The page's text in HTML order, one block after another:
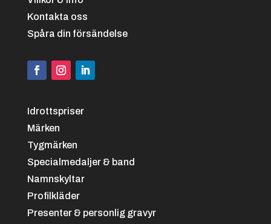
Kontakta oss
Spåra din försändelse
Idrottspriser
Märken
Tygmärken
Specialmedaljer & band
Namnskyltar
Profilkläder
Presenter & personlig gravyr